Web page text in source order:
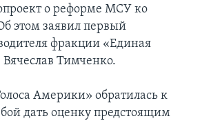
о реформе МСУ ко
этом заявил первый
фракции «Единая
Вячеслав Тимченко.
Америки» обратилась к
дать оценку предстоящим